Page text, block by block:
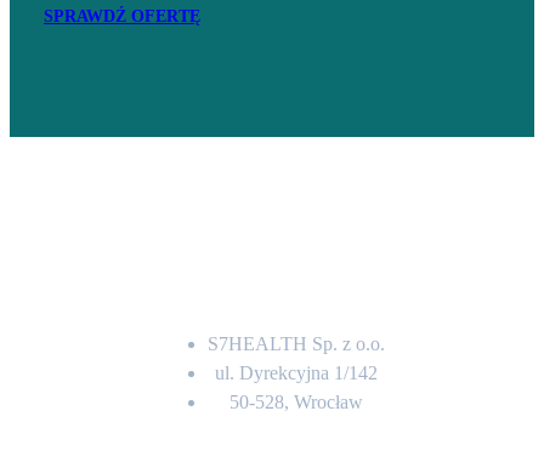
SPRAWDŹ OFERTĘ
S7HEALTH Sp. z o.o.
ul. Dyrekcyjna 1/142
50-528, Wrocław